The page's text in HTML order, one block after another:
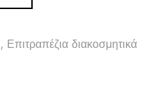
, Επιτραπέζια διακοσμητικά